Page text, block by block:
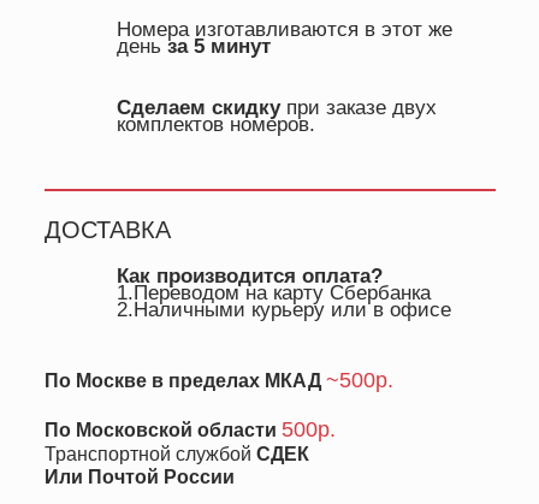
Номера изготавливаются в этот же
день за 5 минут
Сделаем скидкупри заказе двух
комплектов номеров.
ДОСТАВКА
По Москве в пределах МКАД ~500р.
По Московской области 500р.
Транспортной службой СДЕК
Или Почтой России
Как производится оплата?
1.Переводом на карту Сбербанка
2.Наличными курьеру или в офисе